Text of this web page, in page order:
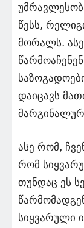
წესს,
მორალს.
დაიცავს
ასე რომ,
რომ
თუნდაც ეს
სიყვარული